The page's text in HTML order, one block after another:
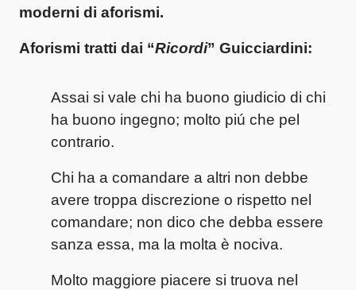
moderni di aforismi.
Aforismi tratti dai “Ricordi” Guicciardini:
Assai si vale chi ha buono giudicio di chi
ha buono ingegno; molto piú che pel
contrario.
Chi ha a comandare a altri non debbe
avere troppa discrezione o rispetto nel
comandare; non dico che debba essere
sanza essa, ma la molta è nociva.
Molto maggiore piacere si truova nel